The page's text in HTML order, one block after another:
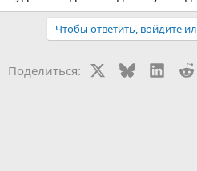
Чтобы ответить, войдите
Поделиться: Bluesky